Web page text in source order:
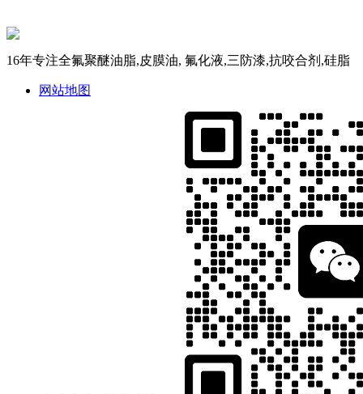
16年专注全氟聚醚油脂,皮膜油, 氟化液,三防漆,抗咬合剂,硅脂
网站地图